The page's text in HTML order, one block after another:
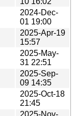
2024-Dec-
01 19:00
2025-Apr-19
15:57
2025-May-
31 22:51
2025-Sep-
09 14:35
2025-Oct-18
21:45
2025-Nov-